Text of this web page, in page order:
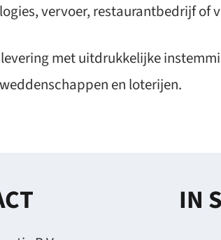
vervoer, restaurantbedrijf
met uitdrukkelijke
en loterijen.
IN